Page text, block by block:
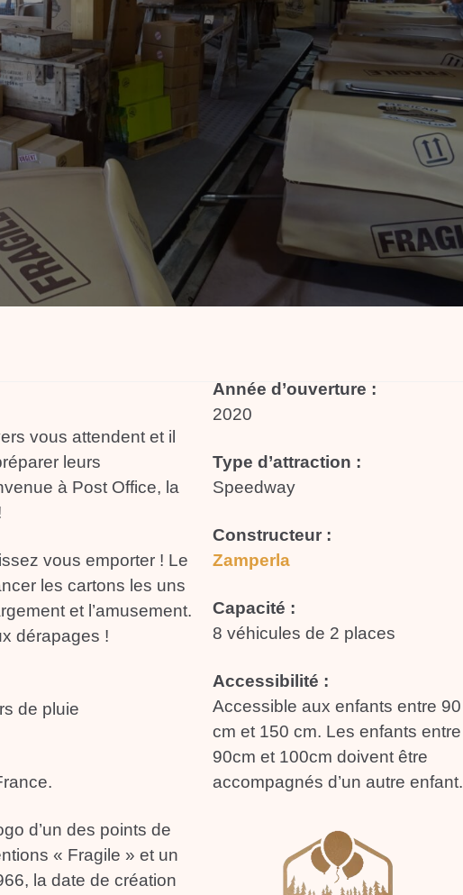
vous attendent et il
leurs
à Post Office, la
vous emporter ! Le
les cartons les uns
ent et l’amusement.
dérapages !
de pluie
d’un des points de
« Fragile » et un
la date de création
Année d’ouverture :
2020
Type d’attraction :
Speedway
Constructeur :
Zamperla
Capacité :
8 véhicules de 2 places
Accessibilité :
Accessible aux enfants entre 90
cm et 150 cm. Les enfants entre
90cm et 100cm doivent être
accompagnés d’un autre enfant.